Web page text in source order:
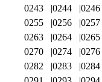
0243
0244 0246
0255
0256 0257
0263
0264 0265
0270
0274 0276
0282
0283 0284